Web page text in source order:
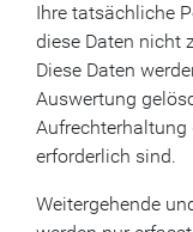
Ihre tatsächliche
diese Daten nicht
Diese Daten
Auswertung
Aufrechterhaltung
erforderlich sind.
Weitergehende